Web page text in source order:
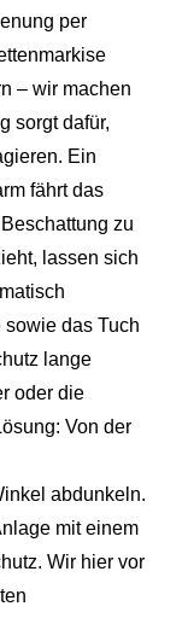
per
– wir machen
sorgt dafür,
Ein
fährt das
zu
lassen sich
das Tuch
lange
oder die
Von der
abdunkeln.
mit einem
Wir hier vor